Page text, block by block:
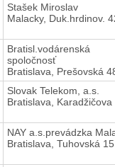
Stašek Miroslav
Malacky, Duk.hrdinov.
Bratisl.vodárenská
spoločnosť
Bratislava, Prešovská
Slovak Telekom, a.s.
Bratislava, Karadžičova
NAY a.s.prevádzka
Bratislava, Tuhovská 15